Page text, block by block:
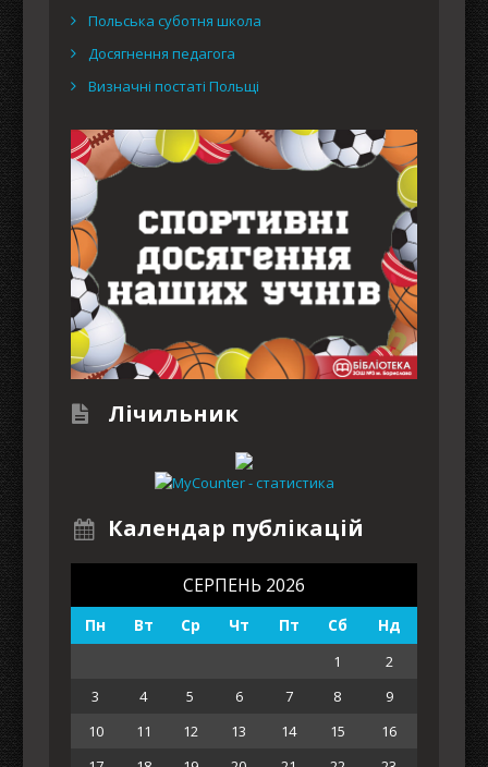
Польська суботня школа
Досягнення педагога
Визначні постаті Польщі
Лічильник
Календар публікацій
СЕРПЕНЬ 2026
Пн Вт Ср Чт Пт Сб Нд
1
2
3
4 5 6 7 8
9
10
11 12 13 14 15
16